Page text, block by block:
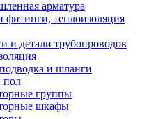
арматура
фитинги, теплоизоляция
и детали трубопроводов
и шланги
пол
группы
шкафы